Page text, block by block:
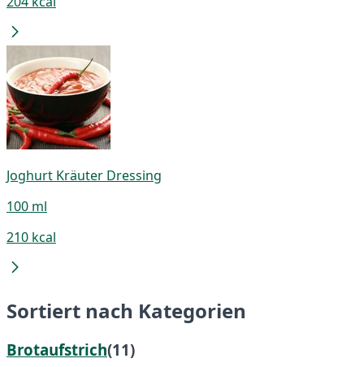
Joghurt Kräuter Dressing
100 ml
210 kcal
Sortiert nach Kategorien
Brotaufstrich(11)